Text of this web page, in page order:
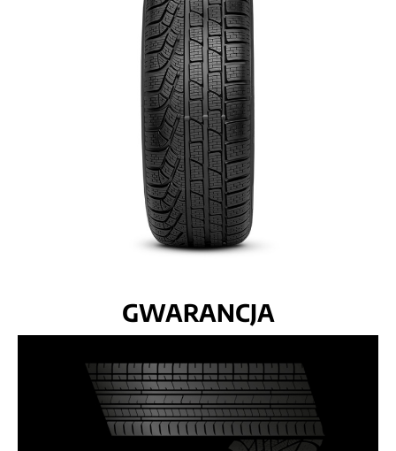
GWARANCJA